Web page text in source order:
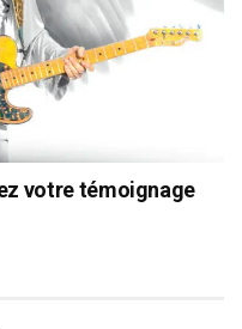
votre témoignage